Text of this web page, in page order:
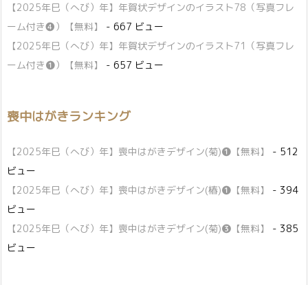
【2025年巳（へび）年】年賀状デザインのイラスト78（写真フレ
ーム付き❹）【無料】
- 667 ビュー
【2025年巳（へび）年】年賀状デザインのイラスト71（写真フレ
ーム付き❶）【無料】
- 657 ビュー
喪中はがきランキング
【2025年巳（へび）年】喪中はがきデザイン(菊)❶【無料】
- 512
ビュー
【2025年巳（へび）年】喪中はがきデザイン(椿)❶【無料】
- 394
ビュー
【2025年巳（へび）年】喪中はがきデザイン(菊)❸【無料】
- 385
ビュー